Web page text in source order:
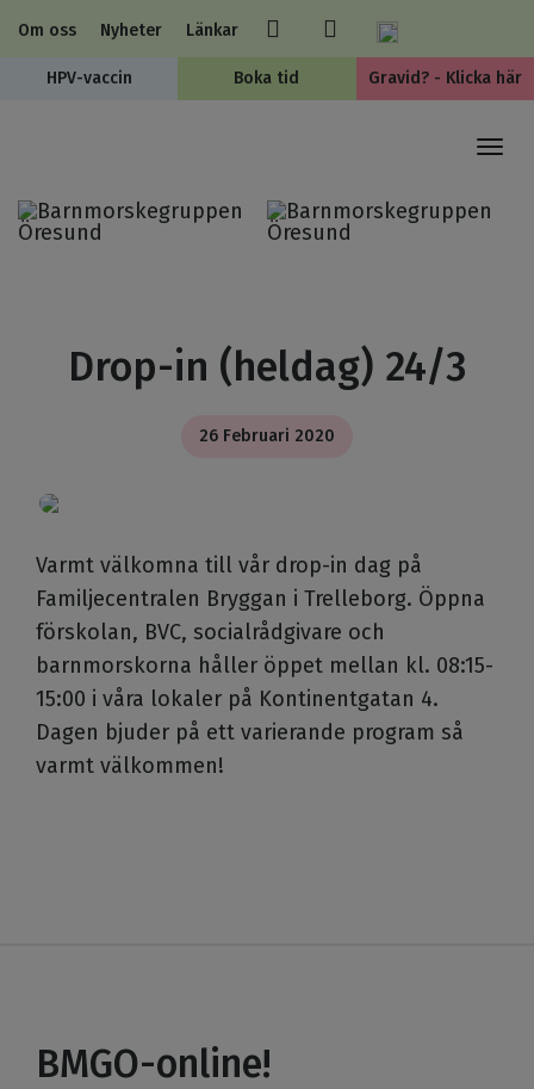
Om oss Nyheter Länkar
HPV-vaccin Boka tid Gravid? - Klicka här
Drop-in (heldag) 24/3
26 Februari 2020
Varmt välkomna till vår drop-in dag på
Familjecentralen Bryggan i Trelleborg. Öppna
förskolan, BVC, socialrådgivare och
barnmorskorna håller öppet mellan kl. 08:15-
15:00 i våra lokaler på Kontinentgatan 4.
Dagen bjuder på ett varierande program så
varmt välkommen!
BMGO-online!